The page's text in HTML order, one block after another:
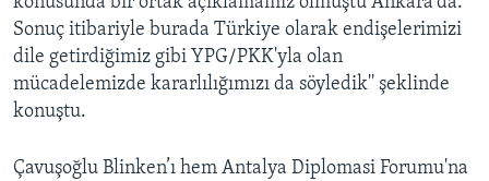
Sonuç itibariyle burada Türkiye olarak endişelerimizi
dile getirdiğimiz gibi YPG/PKK'yla olan
mücadelemizde kararlılığımızı da söyledik'' şeklinde
konuştu.
Çavuşoğlu Blinken’ı hem Antalya Diplomasi Forumu'na